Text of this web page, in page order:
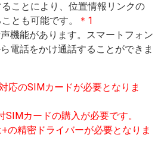
ことにより、位置情報リンクの
とも可能です。
＊1
機能があります。スマートフォン
電話をかけ通話することができま
応のSIMカードが必要となりま
カードの購入が必要です。
の精密ドライバーが必要となりま